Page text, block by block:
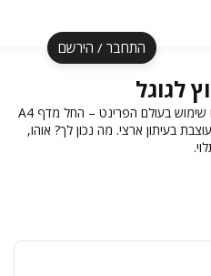
התחבר / הירשם
לגוגל
קידום העסק שלך מחוץ לגוגל פירושו שימוש בעולם הפרינט – החל מדף A4
בעיתון ארצי. מה נכון לך? אוהו,